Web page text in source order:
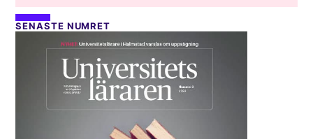
SENASTE NUMRET